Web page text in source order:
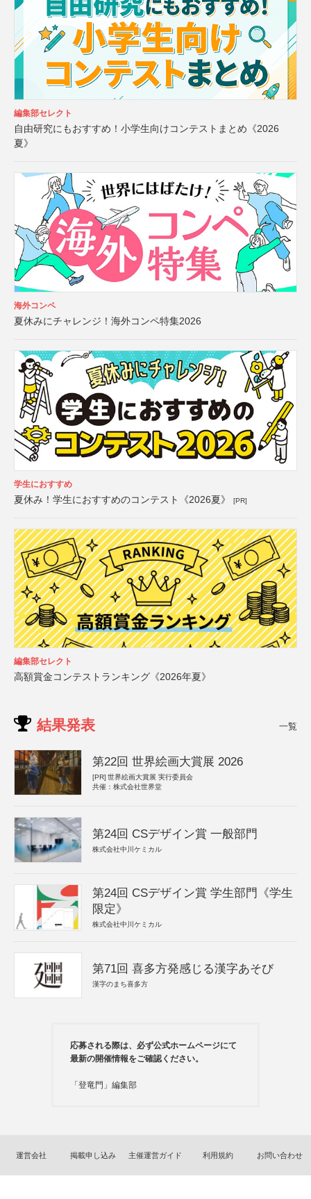
編集部セレクト
自由研究にもおすすめ！小学生向けコンテストまとめ《2026
夏》
海外コンペ
夏休みにチャレンジ！海外コンペ特集2026
学生におすすめ
夏休み！学生におすすめのコンテスト《2026夏》 [PR]
編集部セレクト
高額賞金コンテストランキング《2026年夏》
結果発表 一覧
第22回 世界絵画大賞展 2026
[PR] 世界絵画大賞展 実行委員会
共催：株式会社世界堂
第24回 CSデザイン賞 一般部門
株式会社中川ケミカル
第24回 CSデザイン賞 学生部門《学生
限定》
株式会社中川ケミカル
第71回 喜多方発感じる漢字あそび
漢字のまち喜多方
応募される際は、必ず公式ホームページにて
最新の開催情報をご確認ください。
「登竜門」編集部
運営会社 掲載申し込み 主催運営ガイド 利用規約 お問い合わせ